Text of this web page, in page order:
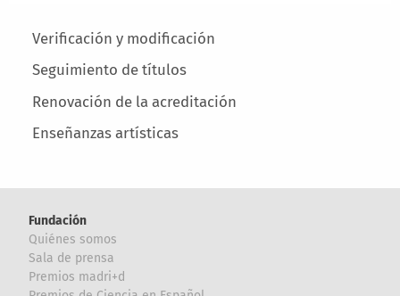
Main menu
Verificación y modificación
Seguimiento de títulos
Renovación de la acreditación
Enseñanzas artísticas
Fundación
Quiénes somos
Sala de prensa
Premios madri+d